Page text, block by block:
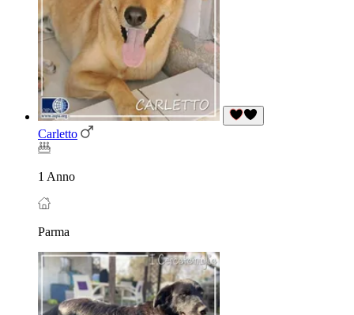
Carletto
1 Anno
Parma